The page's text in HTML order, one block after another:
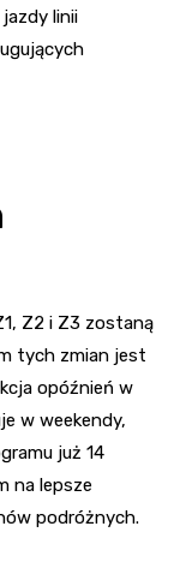
linii
Z2 i Z3 zostaną
tych zmian jest
opóźnień w
w weekendy,
już 14
na lepsze
podróżnych.